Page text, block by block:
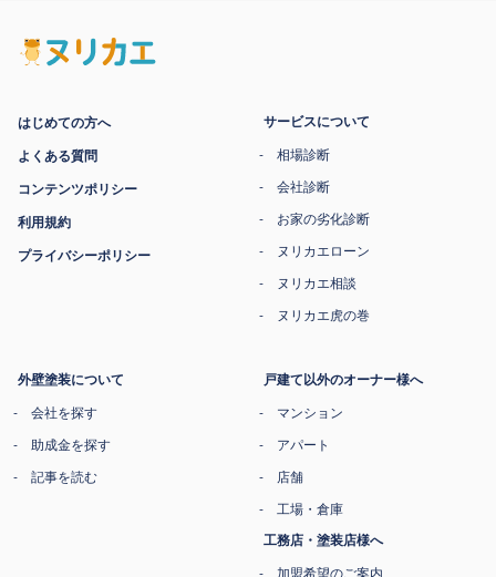
はじめての方へ
よくある質問
コンテンツポリシー
利用規約
プライバシーポリシー
サービスについて
相場診断
会社診断
お家の劣化診断
ヌリカエローン
ヌリカエ相談
ヌリカエ虎の巻
外壁塗装について
会社を探す
助成金を探す
記事を読む
戸建て以外のオーナー様へ
マンション
アパート
店舗
工場・倉庫
工務店・塗装店様へ
加盟希望のご案内